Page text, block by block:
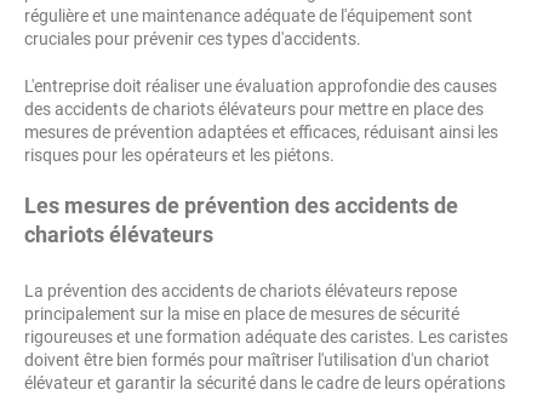
régulière et une maintenance adéquate de l'équipement sont
cruciales pour prévenir ces types d'accidents.
L'entreprise doit réaliser une évaluation approfondie des causes
des accidents de chariots élévateurs pour mettre en place des
mesures de prévention adaptées et efficaces, réduisant ainsi les
risques pour les opérateurs et les piétons.
Les mesures de prévention des accidents de
chariots élévateurs
La prévention des accidents de chariots élévateurs repose
principalement sur la mise en place de mesures de sécurité
rigoureuses et une formation adéquate des caristes. Les caristes
doivent être bien formés pour maîtriser l'utilisation d'un chariot
élévateur et garantir la sécurité dans le cadre de leurs opérations